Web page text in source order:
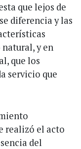
que lejos de
diferencia y las
y en
que los
servicio que
realizó el acto
del